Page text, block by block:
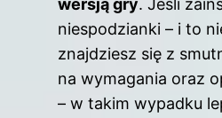
niespodzianki – i to
znajdziesz się z
na wymagania oraz
– w takim wypadku